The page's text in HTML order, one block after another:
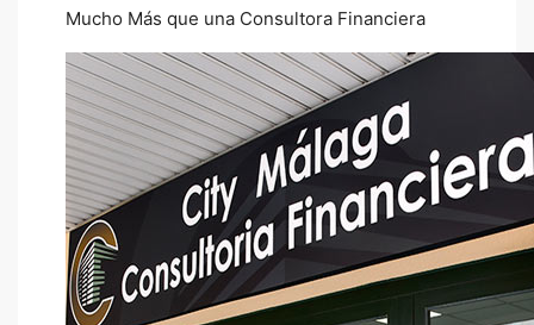
Mucho Más que una Consultora Financiera